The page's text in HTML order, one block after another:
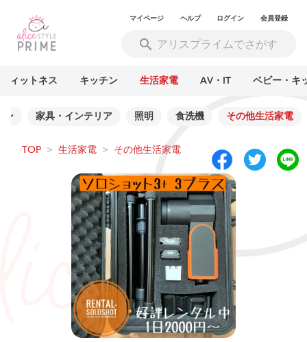
マイページ ヘルプ ログイン 会員登録
フィットネス キッチン 生活家電 AV・IT ベビー・キ
ン 家具・インテリア 照明 食洗機 その他生活家電
TOP > 生活家電 > その他生活家電